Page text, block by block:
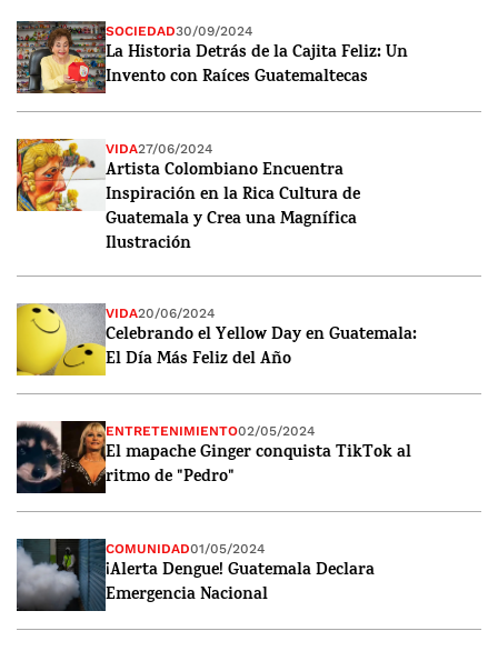
SOCIEDAD30/09/2024
La Historia Detrás de la Cajita Feliz: Un
Invento con Raíces Guatemaltecas
VIDA27/06/2024
Artista Colombiano Encuentra
Inspiración en la Rica Cultura de
Guatemala y Crea una Magnífica
Ilustración
VIDA20/06/2024
Celebrando el Yellow Day en Guatemala:
El Día Más Feliz del Año
ENTRETENIMIENTO02/05/2024
El mapache Ginger conquista TikTok al
ritmo de "Pedro"
COMUNIDAD01/05/2024
¡Alerta Dengue! Guatemala Declara
Emergencia Nacional